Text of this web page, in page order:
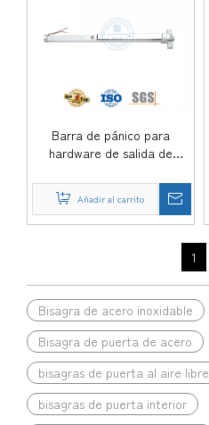
Barra de pánico para
hardware de salida de
residenciales SUS 304-
DDPD031-SSS
Añadir al carrito
1
Bisagra de acero inoxidable
Bisagra de puerta de acero
bisagras de puerta al aire libre
bisagras de puerta interior